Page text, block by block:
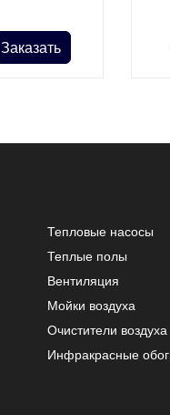
Заказать
Тепловые насосы
Теплые полы
Вентиляция
Мойки воздуха
Очистители воздуха
Инфракрасные